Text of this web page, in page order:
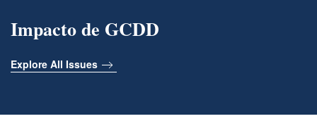
Impacto de GCDD
Explore All Issues